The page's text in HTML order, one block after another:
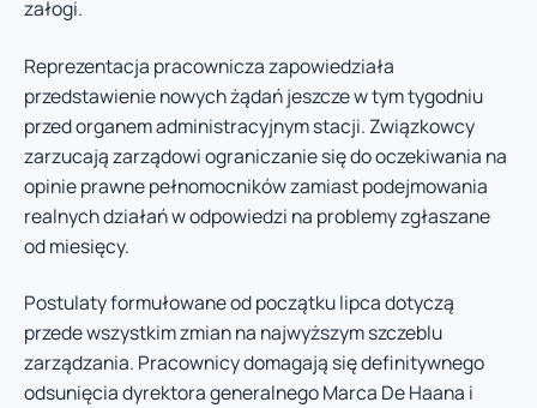
załogi.
Reprezentacja pracownicza zapowiedziała
przedstawienie nowych żądań jeszcze w tym tygodniu
przed organem administracyjnym stacji. Związkowcy
zarzucają zarządowi ograniczanie się do oczekiwania na
opinie prawne pełnomocników zamiast podejmowania
realnych działań w odpowiedzi na problemy zgłaszane
od miesięcy.
Postulaty formułowane od początku lipca dotyczą
przede wszystkim zmian na najwyższym szczeblu
zarządzania. Pracownicy domagają się definitywnego
odsunięcia dyrektora generalnego Marca De Haana i